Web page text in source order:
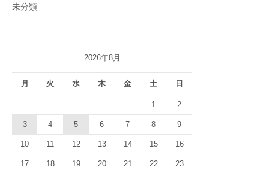
未分類
2026年8月
月 火 水 木 金 土 日
1 2
3 4 5 6 7 8 9
10 11 12 13 14 15 16
17 18 19 20 21 22 23